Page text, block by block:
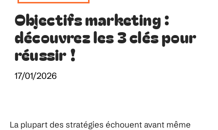
Objectifs marketing :
découvrez les 3 clés pour
réussir !
17/01/2026
La plupart des stratégies échouent avant même